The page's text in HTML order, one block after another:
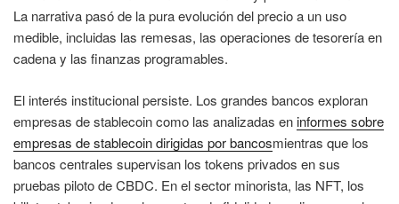
La narrativa pasó de la pura evolución del precio a un uso
medible, incluidas las remesas, las operaciones de tesorería en
cadena y las finanzas programables.
El interés institucional persiste. Los grandes bancos exploran
empresas de stablecoin como las analizadas eninformes sobre
empresas de stablecoin dirigidas por bancosmientras que los
bancos centrales supervisan los tokens privados en sus
pruebas piloto de CBDC. En el sector minorista, las NFT, los